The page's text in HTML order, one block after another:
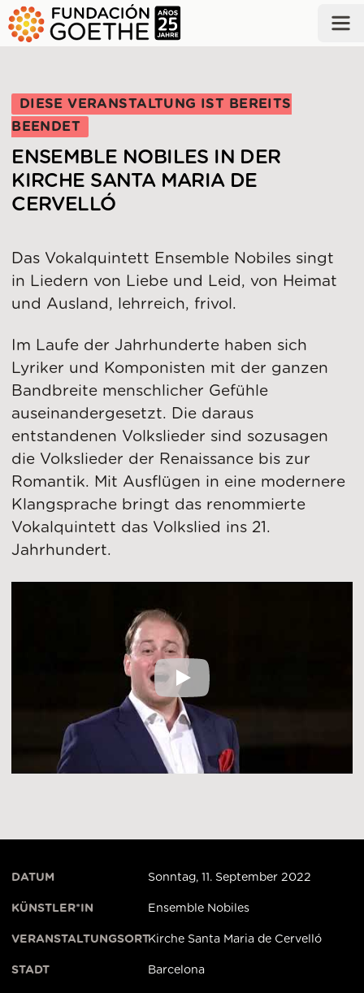
ZUM HAUPTINHALT SPRINGEN
DIESE VERANSTALTUNG IST BEREITS
BEENDET
ENSEMBLE NOBILES IN DER
KIRCHE SANTA MARIA DE
CERVELLÓ
Das Vokalquintett Ensemble Nobiles singt
in Liedern von Liebe und Leid, von Heimat
und Ausland, lehrreich, frivol.
Im Laufe der Jahrhunderte haben sich
Lyriker und Komponisten mit der ganzen
Bandbreite menschlicher Gefühle
auseinandergesetzt. Die daraus
entstandenen Volkslieder sind sozusagen
die Volkslieder der Renaissance bis zur
Romantik. Mit Ausflügen in eine modernere
Klangsprache bringt das renommierte
Vokalquintett das Volkslied ins 21.
Jahrhundert.
Ensemble Nobiles: Die
DATUM Sonntag, 11. September 2022
KÜNSTLER*IN Ensemble Nobiles
VERANSTALTUNGSORTKirche Santa Maria de Cervelló
STADT Barcelona